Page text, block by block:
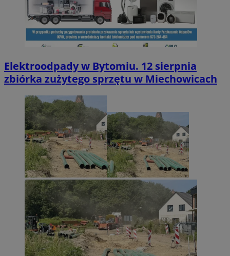
Elektroodpady w Bytomiu. 12 sierpnia
zbiórka zużytego sprzętu w Miechowicach